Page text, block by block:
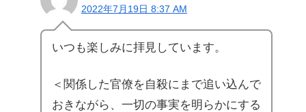
2022年7月19日 8:37 AM
いつも楽しみに拝見しています。
＜関係した官僚を自殺にまで追い込んで
おきながら、一切の事実を明らかにする